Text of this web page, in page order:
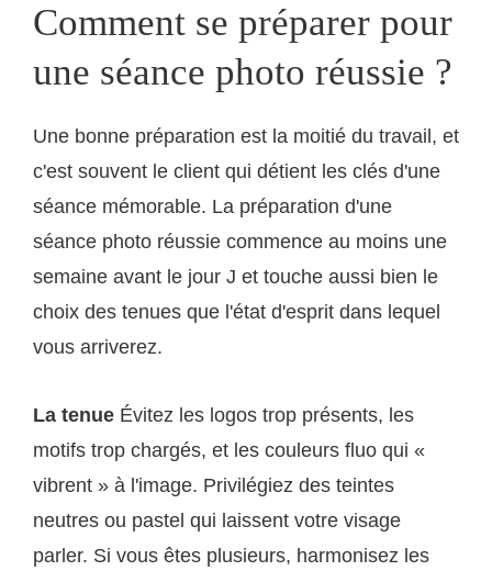
Comment se préparer pour
une séance photo réussie ?
Une bonne préparation est la moitié du travail, et
c'est souvent le client qui détient les clés d'une
séance mémorable. La préparation d'une
séance photo réussie commence au moins une
semaine avant le jour J et touche aussi bien le
choix des tenues que l'état d'esprit dans lequel
vous arriverez.
La tenue Évitez les logos trop présents, les
motifs trop chargés, et les couleurs fluo qui «
vibrent » à l'image. Privilégiez des teintes
neutres ou pastel qui laissent votre visage
parler. Si vous êtes plusieurs, harmonisez les